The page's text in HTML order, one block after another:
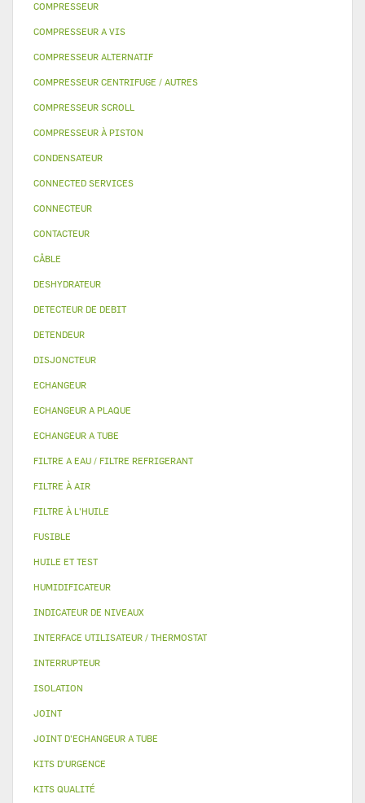
COMPRESSEUR
COMPRESSEUR A VIS
COMPRESSEUR ALTERNATIF
COMPRESSEUR CENTRIFUGE / AUTRES
COMPRESSEUR SCROLL
COMPRESSEUR À PISTON
CONDENSATEUR
CONNECTED SERVICES
CONNECTEUR
CONTACTEUR
CÂBLE
DESHYDRATEUR
DETECTEUR DE DEBIT
DETENDEUR
DISJONCTEUR
ECHANGEUR
ECHANGEUR A PLAQUE
ECHANGEUR A TUBE
FILTRE A EAU / FILTRE REFRIGERANT
FILTRE À AIR
FILTRE À L'HUILE
FUSIBLE
HUILE ET TEST
HUMIDIFICATEUR
INDICATEUR DE NIVEAUX
INTERFACE UTILISATEUR / THERMOSTAT
INTERRUPTEUR
ISOLATION
JOINT
JOINT D'ECHANGEUR A TUBE
KITS D'URGENCE
KITS QUALITÉ